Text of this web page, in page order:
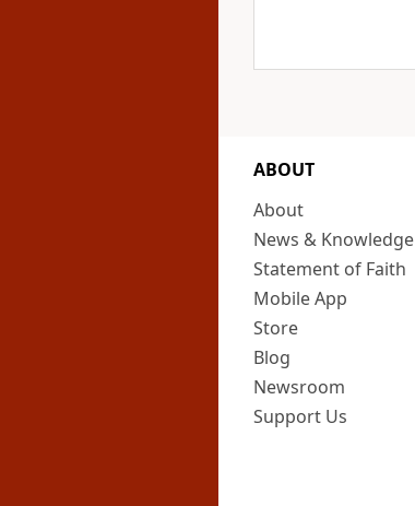
ABOUT
About
News & Knowledge
Statement of Faith
Mobile App
Store
Blog
Newsroom
Support Us